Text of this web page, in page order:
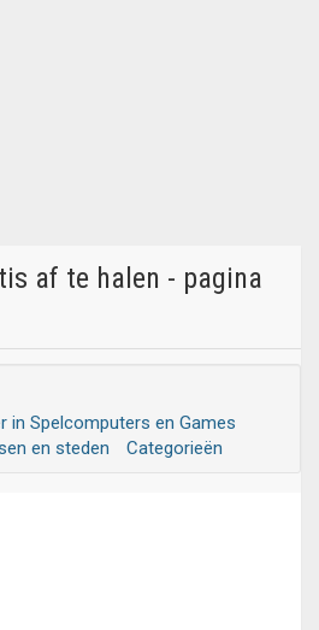
af te halen - pagina
in Spelcomputers en Games
en steden Categorieën